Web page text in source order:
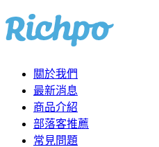
關於我們
最新消息
商品介紹
部落客推薦
常見問題